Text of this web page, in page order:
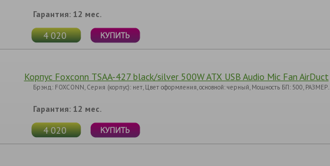
Гарантия: 12 мес.
4 020
Корпус Foxconn TSAA-427 black/silver 500W ATX USB Audio Mic Fan AirDuct
Брэнд: FOXCONN, Серия (корпус): нет, Цвет оформления, основной: черный, Мощность БП: 500, РАЗМЕР…
Гарантия: 12 мес.
4 020